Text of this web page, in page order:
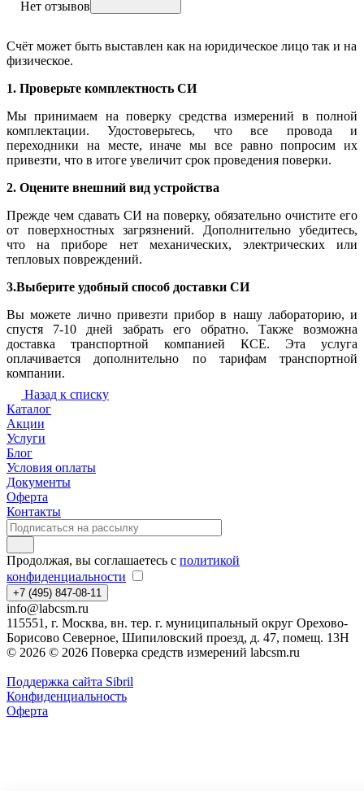
Нет отзывов
Счёт может быть выставлен как на юридическое лицо так и на
физическое.
1. Проверьте комплектность СИ
Мы принимаем на поверку средства измерений в полной
комплектации. Удостоверьтесь, что все провода и
переходники на месте, иначе мы все равно попросим их
привезти, что в итоге увеличит срок проведения поверки.
2. Оцените внешний вид устройства
Прежде чем сдавать СИ на поверку, обязательно очистите его
от поверхностных загрязнений. Дополнительно убедитесь,
что на приборе нет механических, электрических или
тепловых повреждений.
3.Выберите удобный способ доставки СИ
Вы можете лично привезти прибор в нашу лабораторию, и
спустя 7-10 дней забрать его обратно. Также возможна
доставка транспортной компанией КСЕ. Эта услуга
оплачивается дополнительно по тарифам транспортной
компании.
Назад к списку
Каталог
Акции
Услуги
Блог
Условия оплаты
Документы
Оферта
Контакты
Продолжая, вы соглашаетесь с политикой
конфиденциальности
+7 (495) 847-08-11
info@labcsm.ru
115551, г. Москва, вн. тер. г. муниципальный округ Орехово-
Борисово Северное, Шипиловский проезд, д. 47, помещ. 13Н
© 2026 © 2026 Поверка средств измерений labcsm.ru
Поддержка сайта Sibril
Конфиденциальность
Оферта